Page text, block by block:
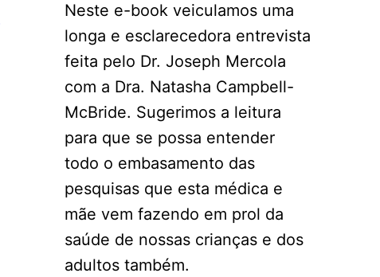
Neste e-book veiculamos uma
longa e esclarecedora entrevista
feita pelo Dr. Joseph Mercola
com a Dra. Natasha Campbell-
McBride. Sugerimos a leitura
para que se possa entender
todo o embasamento das
pesquisas que esta médica e
mãe vem fazendo em prol da
saúde de nossas crianças e dos
adultos também.